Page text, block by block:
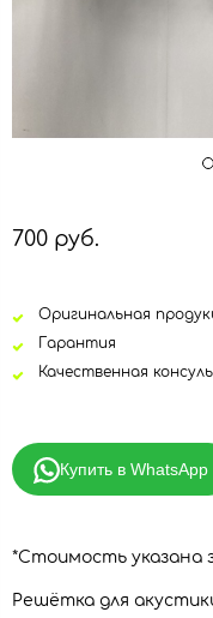
700 руб.
Оригинальная
Гарантия
Качественная
Купить в WhatsApp
*Стоимость указана
Решётка для